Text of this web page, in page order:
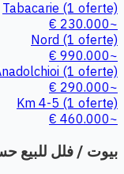
Tabacarie (1 oferte)
~230.000 €
Nord (1 oferte)
~990.000 €
(1 oferte)
~290.000 €
Km 4-5 (1 oferte)
~460.000 €
بيوت / فلل للبيع